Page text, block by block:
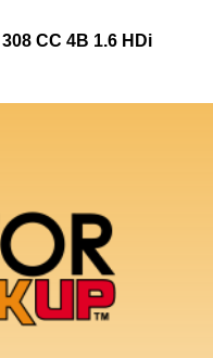
CC 4B 1.6 HDi